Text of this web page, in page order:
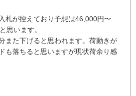
札が控えており予想は46,000円〜
思います。
また下げると思われます。荷動きが
も落ちると思いますが現状荷余り感